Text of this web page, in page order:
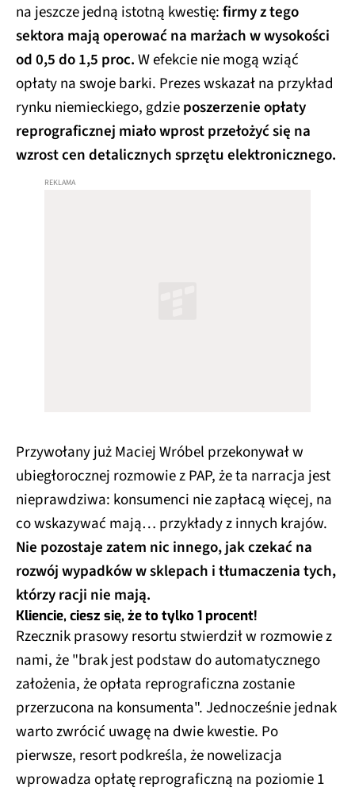
na jeszcze jedną istotną kwestię:firmy z tego
sektora mają operować na marżach w wysokości
od 0,5 do 1,5 proc.W efekcie nie mogą wziąć
opłaty na swoje barki. Prezes wskazał na przykład
rynku niemieckiego, gdzieposzerzenie opłaty
reprograficznej miało wprost przełożyć się na
wzrost cen detalicznych sprzętu elektronicznego.
Przywołany już Maciej Wróbel przekonywał w
ubiegłorocznej rozmowie z PAP, że ta narracja jest
nieprawdziwa: konsumenci nie zapłacą więcej, na
co wskazywać mają… przykłady z innych krajów.
Nie pozostaje zatem nic innego, jak czekać na
rozwój wypadków w sklepach i tłumaczenia tych,
którzy racji nie mają.
Kliencie, ciesz się, że to tylko 1 procent!
Rzecznik prasowy resortu stwierdził w rozmowie z
nami, że "brak jest podstaw do automatycznego
założenia, że opłata reprograficzna zostanie
przerzucona na konsumenta". Jednocześnie jednak
warto zwrócić uwagę na dwie kwestie. Po
pierwsze, resort podkreśla, że nowelizacja
wprowadza opłatę reprograficzną na poziomie 1